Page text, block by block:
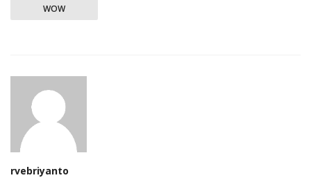
WOW
rvebriyanto